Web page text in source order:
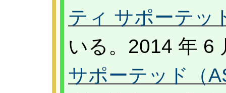
ティ サポーテッ
いる。2014 年 6
サポーテッド（